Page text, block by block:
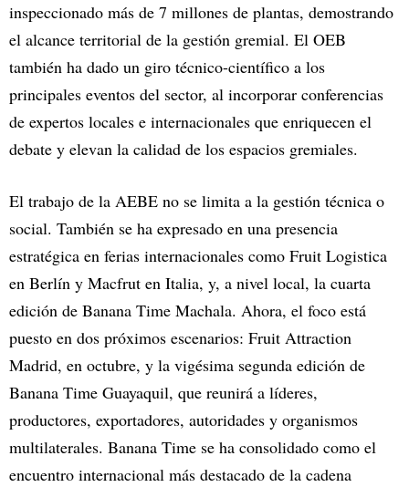
inspeccionado más de 7 millones de plantas, demostrando
el alcance territorial de la gestión gremial. El OEB
también ha dado un giro técnico-científico a los
principales eventos del sector, al incorporar conferencias
de expertos locales e internacionales que enriquecen el
debate y elevan la calidad de los espacios gremiales.
El trabajo de la AEBE no se limita a la gestión técnica o
social. También se ha expresado en una presencia
estratégica en ferias internacionales como Fruit Logistica
en Berlín y Macfrut en Italia, y, a nivel local, la cuarta
edición de Banana Time Machala. Ahora, el foco está
puesto en dos próximos escenarios: Fruit Attraction
Madrid, en octubre, y la vigésima segunda edición de
Banana Time Guayaquil, que reunirá a líderes,
productores, exportadores, autoridades y organismos
multilaterales. Banana Time se ha consolidado como el
encuentro internacional más destacado de la cadena